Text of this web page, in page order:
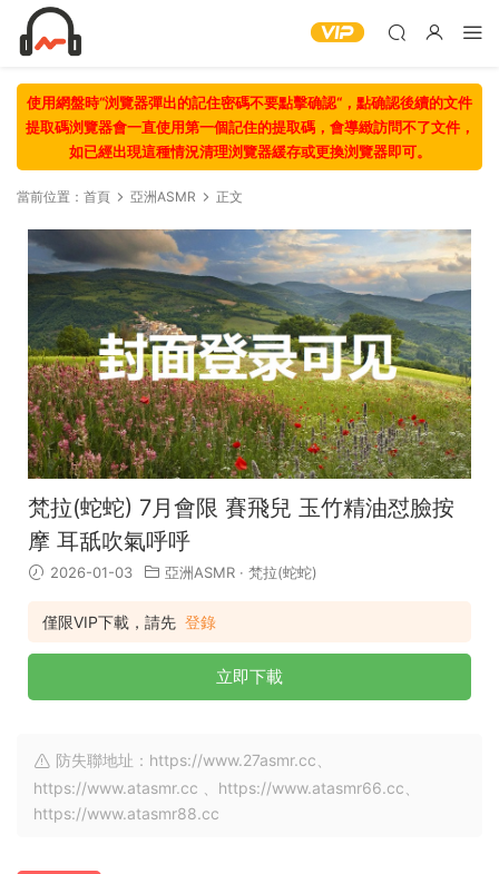
使用網盤時“浏覽器彈出的記住密碼不要點擊确認“，點确認後續的文件
提取碼浏覽器會一直使用第一個記住的提取碼，會導緻訪問不了文件，
如已經出現這種情況清理浏覽器緩存或更換浏覽器即可。
當前位置： 首頁 亞洲ASMR 正文
梵拉(蛇蛇) 7月會限 賽飛兒 玉竹精油怼臉按
摩 耳舐吹氣呼呼
2026-01-03 亞洲ASMR · 梵拉(蛇蛇)
僅限VIP下載，請先 登錄
立即下載
防失聯地址：https://www.27asmr.cc、
https://www.atasmr.cc 、https://www.atasmr66.cc、
https://www.atasmr88.cc